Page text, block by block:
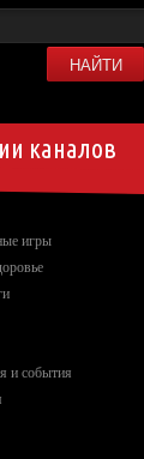
каналов
игры
и события